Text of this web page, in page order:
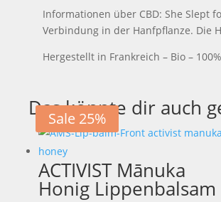
Informationen über CBD: She Slept
Verbindung in der Hanfpflanze. Die
Hergestellt in Frankreich – Bio –
Das könnte dir auch
ACTIVIST Mānuka
Honig Lippenbalsam
Sale 25%